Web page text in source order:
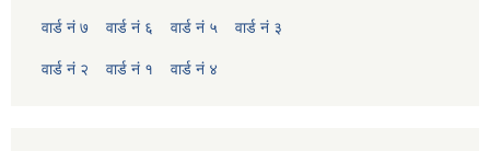
वार्ड नं ७ वार्ड नं ६ वार्ड नं ५ वार्ड नं ३
वार्ड नं २ वार्ड नं १ वार्ड नं ४